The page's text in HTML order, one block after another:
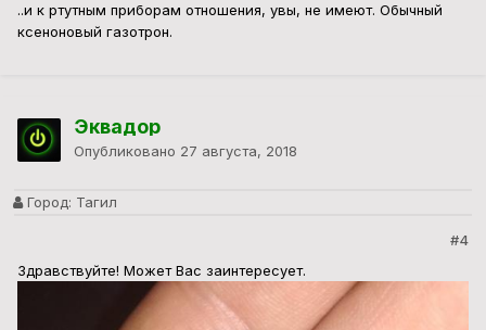
..и к ртутным приборам отношения, увы, не имеют. Обычный
ксеноновый газотрон.
Эквадор
Опубликовано 27 августа, 2018
Город: Тагил
#4
Здравствуйте! Может Вас заинтересует.